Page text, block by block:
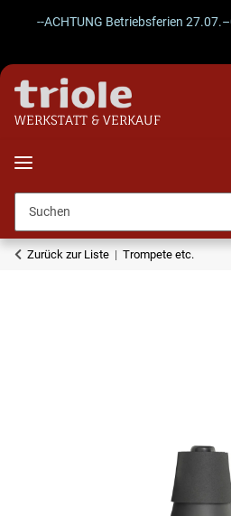
--ACHTUNG Betriebsferien
WERKSTATT & VERKAUF
Zurück zur Liste Trompete etc.